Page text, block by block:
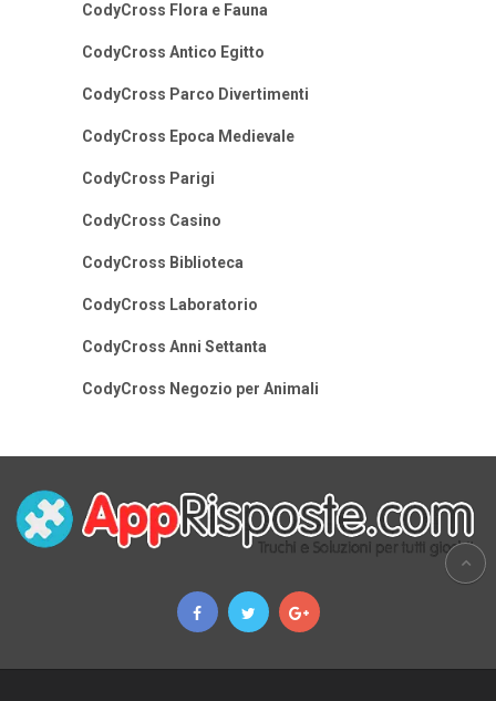
CodyCross Flora e Fauna
CodyCross Antico Egitto
CodyCross Parco Divertimenti
CodyCross Epoca Medievale
CodyCross Parigi
CodyCross Casino
CodyCross Biblioteca
CodyCross Laboratorio
CodyCross Anni Settanta
CodyCross Negozio per Animali